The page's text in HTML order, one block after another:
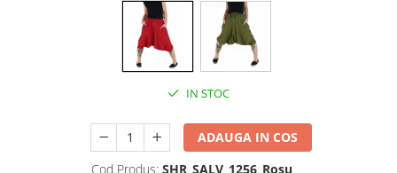
IN STOC
ADAUGA IN COS
Cod Produs: SHR_SALV_1256_Rosu